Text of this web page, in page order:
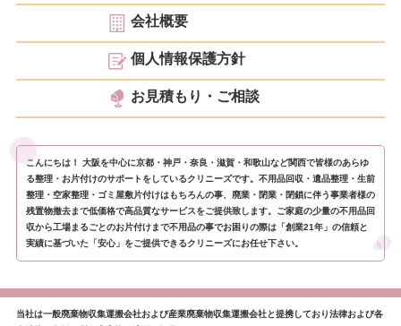
会社概要
個人情報保護方針
お見積もり・ご相談
こんにちは！ 大阪を中心に京都・神戸・奈良・滋賀・和歌山など関西で皆様のあらゆ
る整理・お片付けのサポートをしているクリニーズです。不用品回収・遺品整理・生前
整理・空家整理・ゴミ屋敷片付けはもちろんの事、廃業・閉業・閉鎖に伴う事業者様の
残置物撤去まで低価格で高品質なサービスをご提供致します。ご家庭の少量の不用品回
収から工場まるごとのお片付けまで不用品の事でお困りの際は「創業21年」の信頼と
実績に基づいた「安心」をご提供できるクリニーズにお任せ下さい。
当社は一般廃棄物収集運搬会社および産業廃棄物収集運搬会社と提携しており法律および各